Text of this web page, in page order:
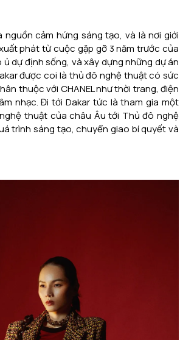
nguồn cảm hứng sáng tạo, và là nơi giới
phát từ cuộc gặp gỡ 3 năm trước của
dự định sống, và xây dựng những dự án
được coi là thủ đô nghệ thuật có sức
thuộc với CHANEL như thời trang, điện
nhạc. Đi tới Dakar tức là tham gia một
thuật của châu Âu tới Thủ đô nghệ
trình sáng tạo, chuyển giao bí quyết và